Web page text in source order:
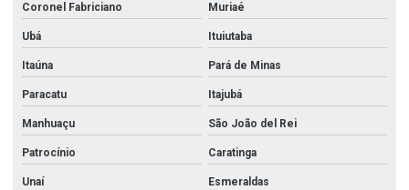
Coronel Fabriciano Muriaé
Ubá Ituiutaba
Itaúna Pará de Minas
Paracatu Itajubá
Manhuaçu São João del Rei
Patrocínio Caratinga
Unaí Esmeraldas